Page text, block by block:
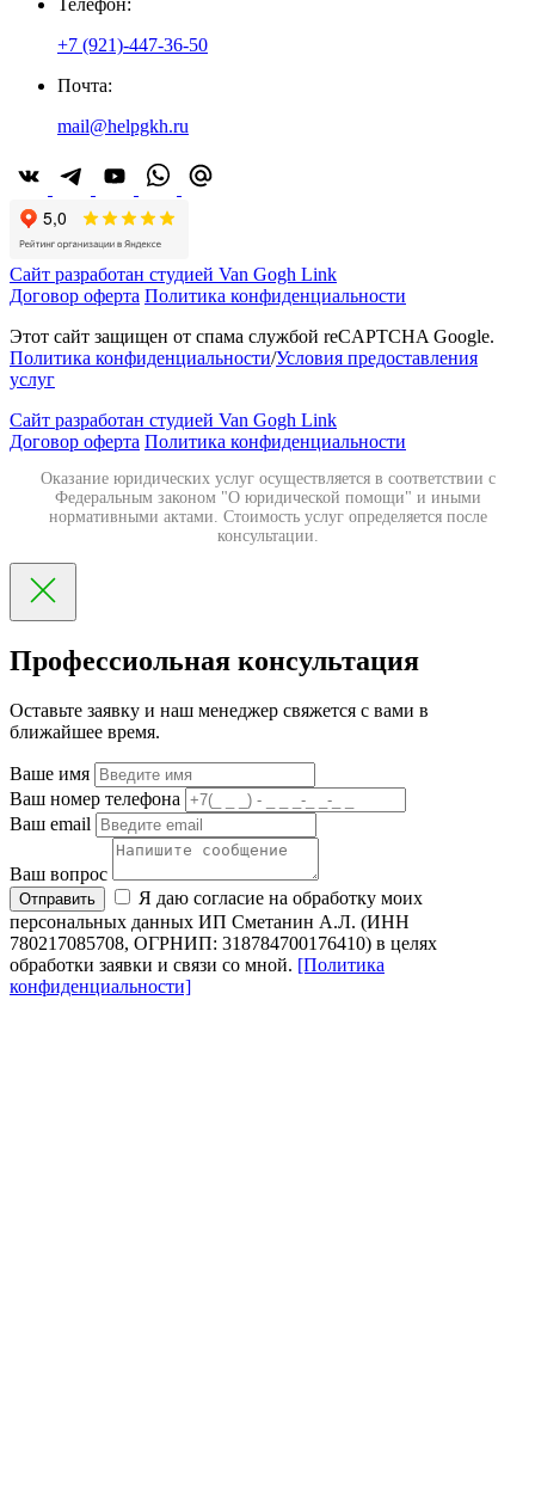
+7 (921)-447-36-50
Почта:
mail@helpgkh.ru
Сайт разработан студией Van Gogh Link
Договор оферта Политика конфиденциальности
Этот сайт защищен от спама службой reCAPTCHA Google.
Политика конфиденциальности/Условия предоставления
услуг
Сайт разработан студией Van Gogh Link
Договор оферта Политика конфиденциальности
Оказание юридических услуг осуществляется в соответствии с
Федеральным законом "О юридической помощи" и иными
нормативными актами. Стоимость услуг определяется после
консультации.
Профессиольная консультация
Оставьте заявку и наш менеджер свяжется с вами в
ближайшее время.
Ваше имя
Ваш номер телефона
Ваш email
Ваш вопрос
Отправить
Я даю согласие на обработку моих
персональных данных ИП Сметанин А.Л. (ИНН
780217085708, ОГРНИП: 318784700176410) в целях
обработки заявки и связи со мной. [Политика
конфиденциальности]